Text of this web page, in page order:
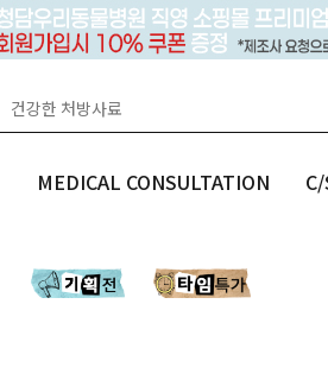
MEDICAL CONSULTATION